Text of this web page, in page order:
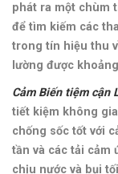
phát ra một chùm
để tìm kiếm các
trong tín hiệu thu
lường được
Cảm Biến tiệm cận
tiết kiệm không
chống sốc tốt với
tần và các tải cảm
chịu nước và bụi